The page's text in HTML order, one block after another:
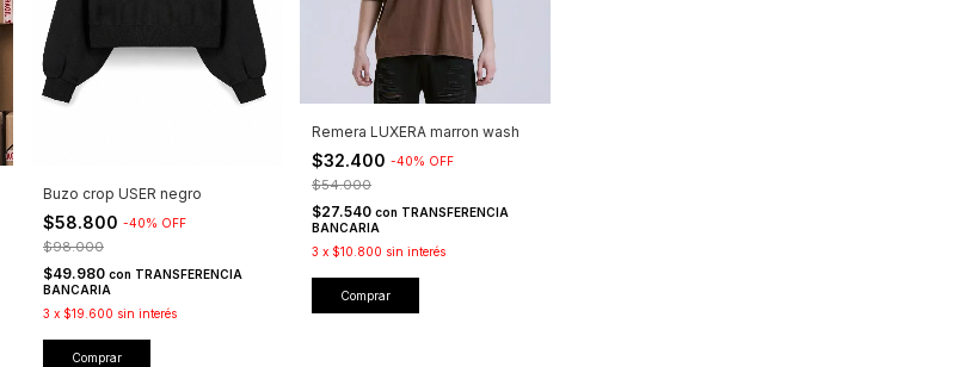
Buzo crop USER negro
$58.800 -40% OFF
$98.000
$49.980 con TRANSFERENCIA
BANCARIA
3 x $19.600 sin interés
Comprar
Remera LUXERA marron wash
$32.400 -40% OFF
$54.000
$27.540 con TRANSFERENCIA
BANCARIA
3 x $10.800 sin interés
Comprar